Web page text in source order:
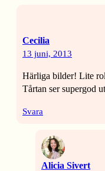
Cecilia
13 juni, 2013
Härliga bilder! Lite
Tårtan ser supergod
Svara
Alicia Sivert